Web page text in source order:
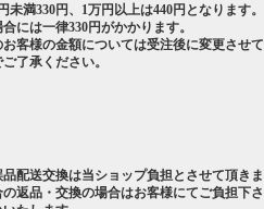
未満330円、1万円以上は440円となります。
には一律330円がかかります。
お客様の金額については受注後に変更させて
了承ください。
品配送交換は当ショップ負担とさせて頂きま
返品・交換の場合はお客様にてご負担下さ